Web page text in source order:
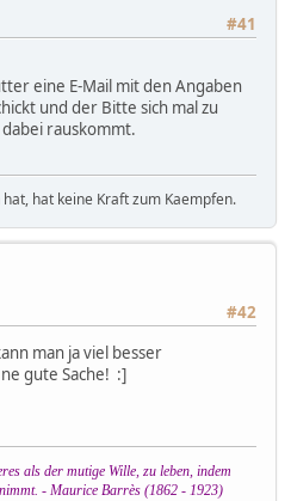
#41
eine E-Mail mit den Angaben
und der Bitte sich mal zu
rauskommt.
hat keine Kraft zum Kaempfen.
#42
man ja viel besser
gute Sache! :]
als der mutige Wille, zu leben, indem
- Maurice Barrès (1862 - 1923)